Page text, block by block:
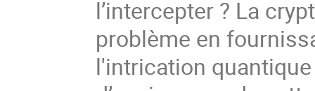
l’intercepter ? La
problème en
l'intrication